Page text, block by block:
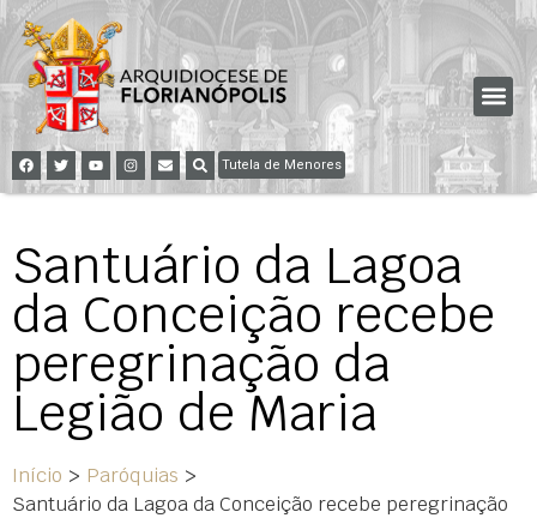
Tutela de Menores
Santuário da Lagoa
da Conceição recebe
peregrinação da
Legião de Maria
Início > Paróquias >
Santuário da Lagoa da Conceição recebe peregrinação